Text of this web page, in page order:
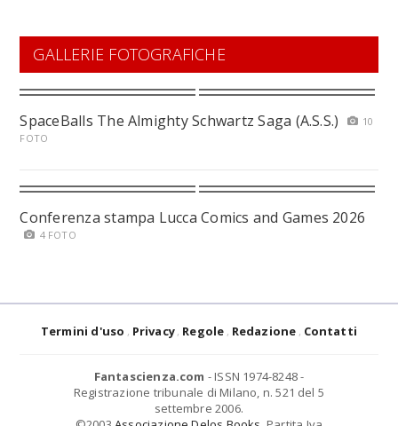
GALLERIE FOTOGRAFICHE
SpaceBalls The Almighty Schwartz Saga (A.S.S.)
10
FOTO
Conferenza stampa Lucca Comics and Games 2026
4 FOTO
Termini d'uso Privacy Regole Redazione Contatti
Fantascienza.com - ISSN 1974-8248 -
Registrazione tribunale di Milano, n. 521 del 5
settembre 2006.